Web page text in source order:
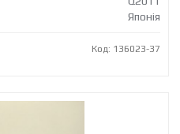
Японія
Код: 136023-37